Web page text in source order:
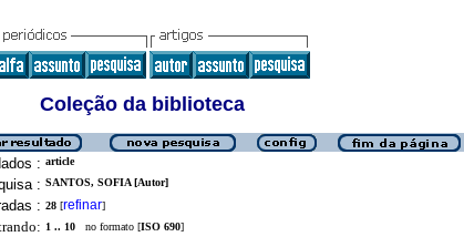
Coleção da biblioteca
: article
: SANTOS, SOFIA [Autor]
: 28 [refinar]
1 .. 10 no formato [ISO 690]